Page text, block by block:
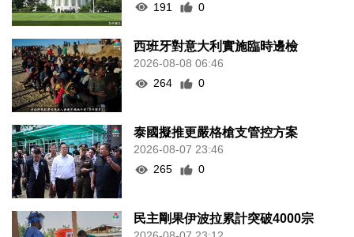
191
0
西班牙對意大利實施臨時邊檢
2026-08-08 06:46
264
0
泰國擬推更嚴格槍支管控方案
2026-08-07 23:46
265
0
民主剛果伊波拉累計突破4000宗